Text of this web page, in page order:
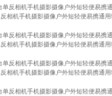
相机手机摄影摄像户外短轻便易携通
相机手机摄影摄像户外短轻便易携通
相机手机摄影摄像户外短轻便易携通